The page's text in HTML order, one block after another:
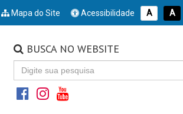
Mapa do Site Acessibilidade A A
BUSCA NO WEBSITE